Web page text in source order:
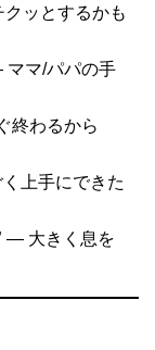
ッとするかも
マ/パパの手
終わるから
上手にできた
― 大きく息を